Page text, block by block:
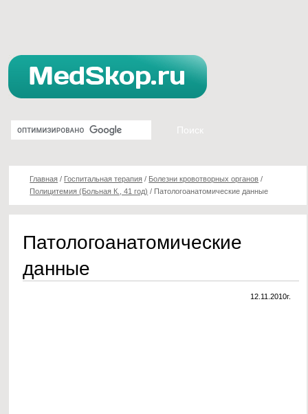
Главная / Госпитальная терапия / Болезни кровотворных органов /
Полицитемия (Больная К., 41 год) / Патологоанатомические данные
Патологоанатомические
данные
12.11.2010г.